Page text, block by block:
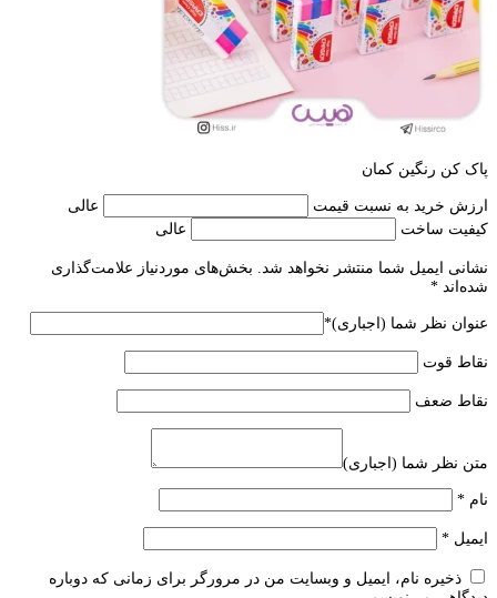
پاک کن رنگین کمان
ارزش خرید به نسبت قیمت
عالی
کیفیت ساخت
عالی
نشانی ایمیل شما منتشر نخواهد شد.
بخش‌های موردنیاز علامت‌گذاری
شده‌اند *
عنوان نظر شما (اجباری)*
نقاط قوت
نقاط ضعف
متن نظر شما (اجباری)
نام *
ایمیل *
ذخیره نام، ایمیل و وبسایت من در مرورگر برای زمانی که دوباره